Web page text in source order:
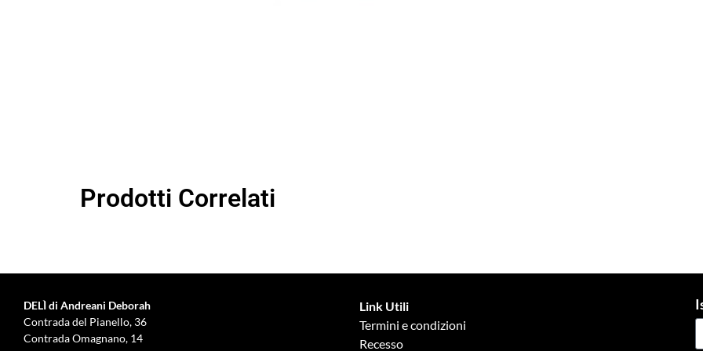
Prodotti Correlati
DELÌ di Andreani Deborah
Contrada del Pianello, 36
Contrada Omagnano, 14
Link Utili
Termini e condizioni
Recesso